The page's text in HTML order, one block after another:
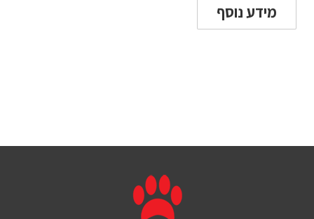
מידע נוסף